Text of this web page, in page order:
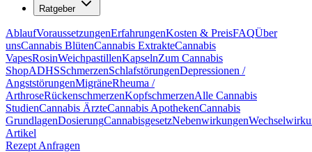
Ratgeber
AblaufVoraussetzungenErfahrungenKosten & PreisFAQÜber
unsCannabis BlütenCannabis ExtrakteCannabis
VapesRosinWeichpastillenKapselnZum Cannabis
ShopADHSSchmerzenSchlafstörungenDepressionen /
AngststörungenMigräneRheuma /
ArthroseRückenschmerzenKopfschmerzenAlle Cannabis
StudienCannabis ÄrzteCannabis ApothekenCannabis
GrundlagenDosierungCannabisgesetzNebenwirkungen
Artikel
Rezept Anfragen